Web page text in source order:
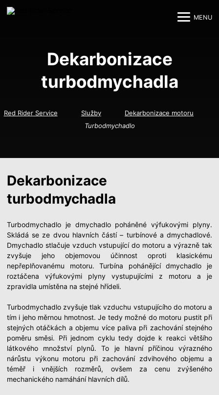
MENU
Dekarbonizace
turbodmychadla
Red Rider Service Služby
Dekarbonizace motoru
Turbodmychadlo
Dekarbonizace
turbodmychadla
Turbodmychadlo je dmychadlo poháněné výfukovými plyny.
Skládá se ze dvou hlavních částí – turbínové a dmychadlové.
Dmychadlo stlačuje vzduch vstupující do motoru a výrazně tak
zvyšuje jeho objemovou účinnost oproti klasickému
nepřeplňovanému motoru. Turbína pohánějící dmychadlo je
roztáčena výfukovými plyny vystupujícími z motoru a je
zpravidla umístěna na stejné hřídeli.
Turbodmychadlo zvyšuje tlak vzduchu vstupujícího do motoru a
tím i jeho měrnou hmotnost. Je tedy možné do motoru pustit při
stejných otáčkách a objemu více paliva při zachování stejného
poměru směsi. Při jednom cyklu tedy dojde k reakci většího
látkového množství plynů. To je hlavní příčinou výrazného
nárůstu výkonu motoru při zachování zdvihového objemu a
téměř i vnějších rozměrů, ovšem za cenu zvýšeného
mechanického namáhání hlavních dílů.